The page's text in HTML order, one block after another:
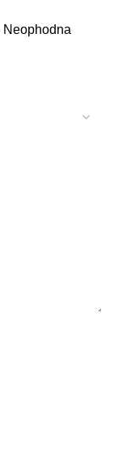
Neophodna